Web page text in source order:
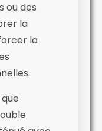
ou des
la
la